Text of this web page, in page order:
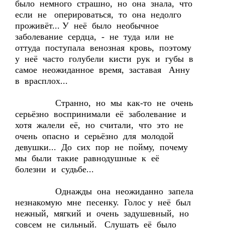
было немного страшно, но она знала, что
если не оперироваться, то она недолго
проживёт... У неё было необычное
заболевание сердца, - не туда или не
оттуда поступала венозная кровь, поэтому
у неё часто голубели кисти рук и губы в
самое неожиданное время, заставая Анну
в врасплох...
Странно, но мы как-то не очень
серьёзно воспринимали её заболевание и
хотя жалели её, но считали, что это не
очень опасно и серьёзно для молодой
девушки... До сих пор не пойму, почему
мы были такие равнодушные к её
болезни и судьбе...
Однажды она неожиданно запела
незнакомую мне песенку. Голос у неё был
нежный, мягкий и очень задушевный, но
совсем не сильный. Слушать её было